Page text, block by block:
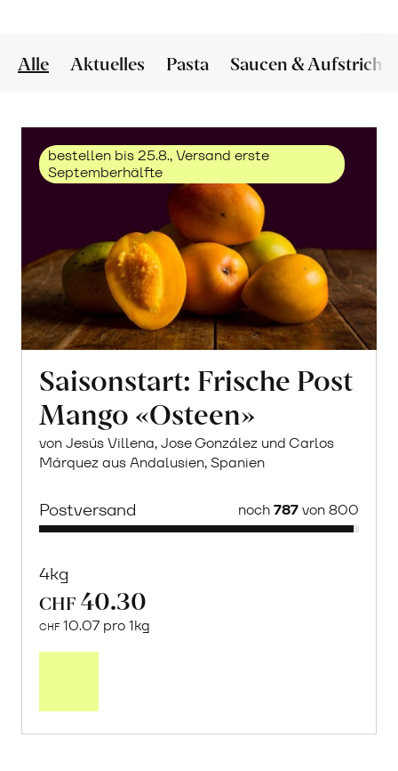
Alle Aktuelles Pasta Saucen & Aufstriche
bestellen bis 25.8., Versand erste
Septemberhälfte
Saisonstart: Frische Post
Mango «Osteen»
von Jesús Villena, Jose González und Carlos
Márquez aus Andalusien, Spanien
Postversand noch787von 800
4kg
CHF 40.30
CHF 10.07 pro 1kg
Post